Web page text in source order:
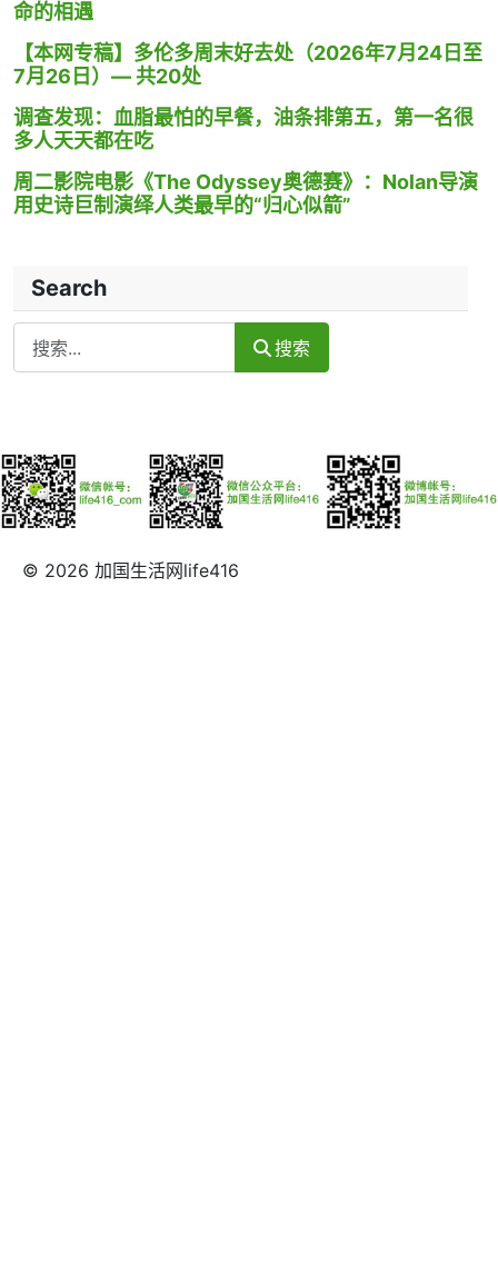
命的相遇
【本网专稿】多伦多周末好去处（2026年7月24日至
7月26日）— 共20处
调查发现：血脂最怕的早餐，油条排第五，第一名很
多人天天都在吃
周二影院电影《The Odyssey奥德赛》：Nolan导演
用史诗巨制演绎人类最早的“归心似箭”
Search
Search
搜索
© 2026 加国生活网life416